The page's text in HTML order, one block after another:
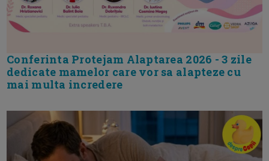
Conferinta Protejam Alaptarea 2026 - 3 zile
dedicate mamelor care vor sa alapteze cu
mai multa incredere